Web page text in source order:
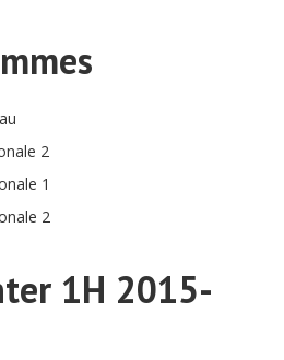
2
1
2
1H 2015-